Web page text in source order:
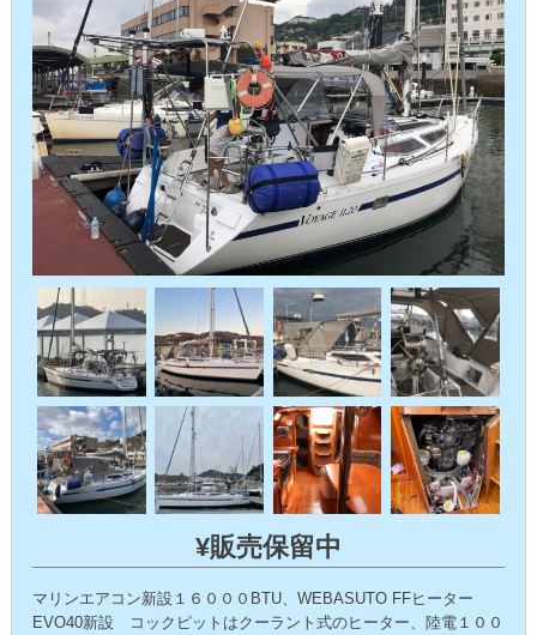
¥販売保留中
マリンエアコン新設１６０００BTU、WEBASUTO FFヒーター
EVO40新設 コックピットはクーラント式のヒーター、陸電１００